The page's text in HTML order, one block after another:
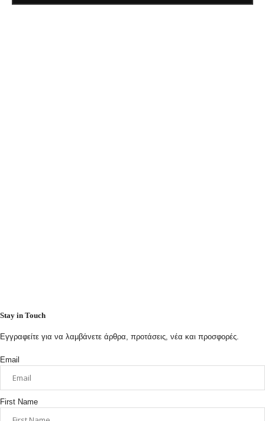
Stay in Touch
Εγγραφείτε για να λαμβάνετε άρθρα, προτάσεις, νέα και προσφορές.
Email
First Name